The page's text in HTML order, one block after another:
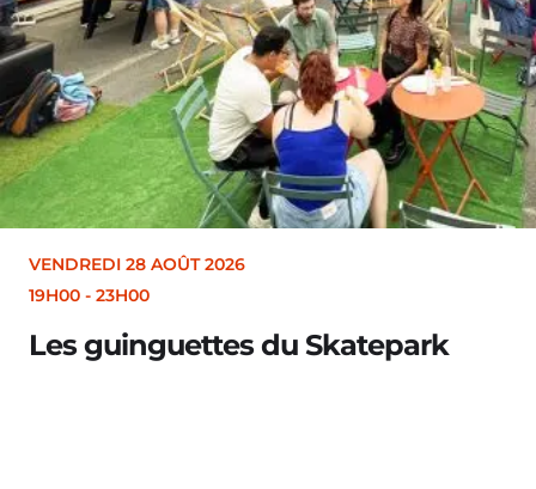
VENDREDI 28 AOÛT 2026
Merle [Un dernier soir